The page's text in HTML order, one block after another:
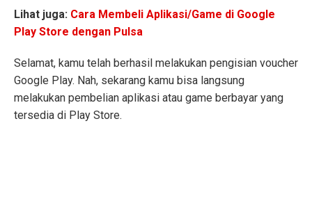
Lihat juga: Cara Membeli Aplikasi/Game di Google
Play Store dengan Pulsa
Selamat, kamu telah berhasil melakukan pengisian voucher
Google Play. Nah, sekarang kamu bisa langsung
melakukan pembelian aplikasi atau game berbayar yang
tersedia di Play Store.